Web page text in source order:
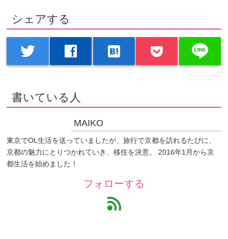
シェアする
twitter facebook hatenabookmark line
書いている人
MAIKO
東京でOL生活を送っていましたが、旅行で京都を訪れるたびに、
京都の魅力にとりつかれていき、移住を決意。 2016年1月から京
都生活を始めました！
フォローする
feed